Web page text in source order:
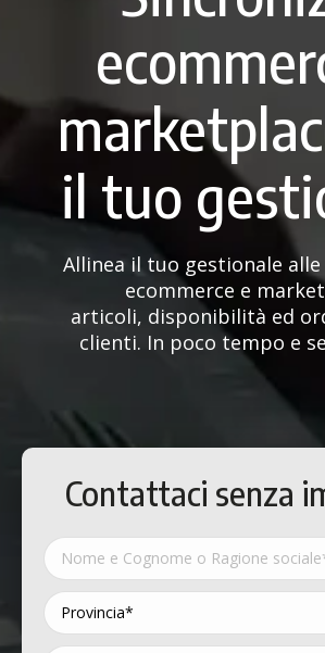
il tuo
Allinea il tuo gestionale
ecommerce e
articoli, disponibilità ed
clienti. In poco tempo e
Contattaci senza